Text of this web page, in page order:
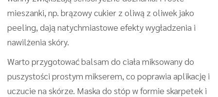
mieszanki, np. brązowy cukier z oliwą z oliwek jako
peeling, dają natychmiastowe efekty wygładzenia i
nawilżenia skóry.
Warto przygotować balsam do ciała miksowany do
puszystości prostym mikserem, co poprawia aplikację i
uczucie na skórze. Maska do stóp w formie skarpetek i